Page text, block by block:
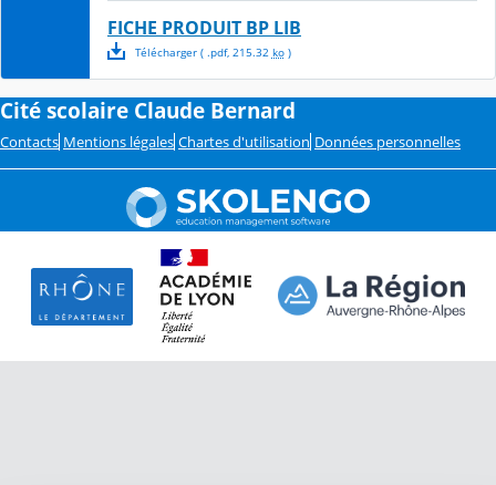
FICHE PRODUIT BP LIB
Télécharger( .pdf, 215.32 ko)
Cité scolaire Claude Bernard
Contacts Mentions légales Chartes d'utilisation Données personnelles